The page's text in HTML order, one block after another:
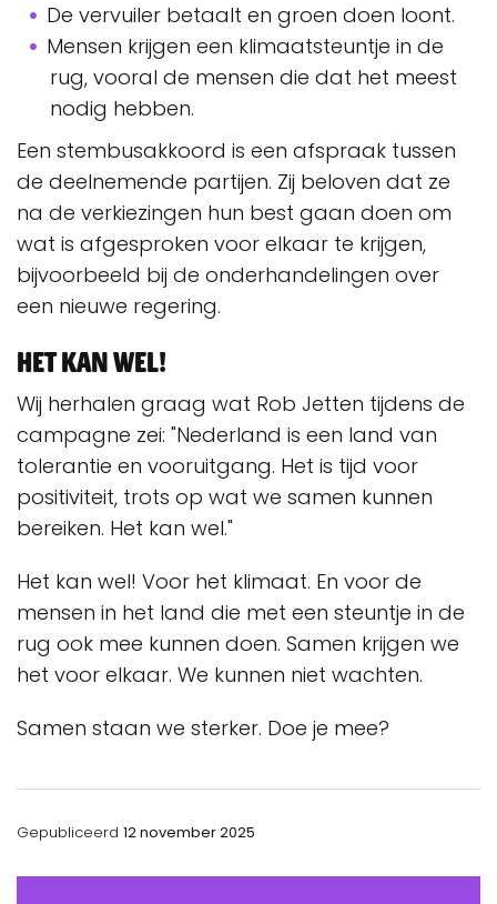
De vervuiler betaalt en groen doen loont.
Mensen krijgen een klimaatsteuntje in de
rug, vooral de mensen die dat het meest
nodig hebben.
Een stembusakkoord is een afspraak tussen
de deelnemende partijen. Zij beloven dat ze
na de verkiezingen hun best gaan doen om
wat is afgesproken voor elkaar te krijgen,
bijvoorbeeld bij de onderhandelingen over
een nieuwe regering.
Het kan wel!
Wij herhalen graag wat Rob Jetten tijdens de
campagne zei: "Nederland is een land van
tolerantie en vooruitgang. Het is tijd voor
positiviteit, trots op wat we samen kunnen
bereiken. Het kan wel."
Het kan wel! Voor het klimaat. En voor de
mensen in het land die met een steuntje in de
rug ook mee kunnen doen. Samen krijgen we
het voor elkaar. We kunnen niet wachten.
Samen staan we sterker. Doe je mee?
Gepubliceerd 12 november 2025